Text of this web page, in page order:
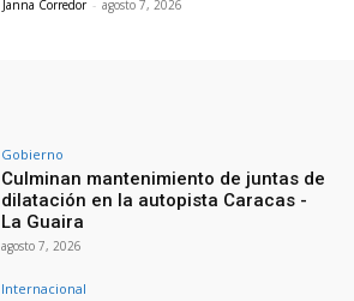
Janna Corredor - agosto 7, 2026
Gobierno
Culminan mantenimiento de juntas de
dilatación en la autopista Caracas -
La Guaira
agosto 7, 2026
Internacional